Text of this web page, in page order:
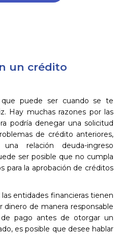
un crédito
puede ser cuando se te
Hay muchas razones por las
podría denegar una solicitud
de crédito anteriores,
relación deuda-ingreso
ser posible que no cumpla
para la aprobación de créditos
entidades financieras tienen
dinero de manera responsable
de pago antes de otorgar un
es posible que desee hablar